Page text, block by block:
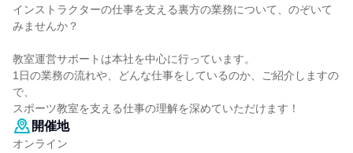
インストラクターの仕事を支える裏方の業務について、のぞいて
みませんか？
教室運営サポートは本社を中心に行っています。
1日の業務の流れや、どんな仕事をしているのか、ご紹介しますの
で、
スポーツ教室を支える仕事の理解を深めていただけます！
開催地
オンライン